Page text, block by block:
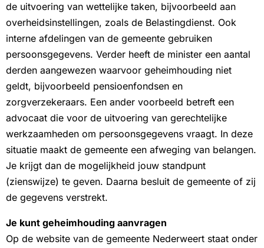
de uitvoering van wettelijke taken, bijvoorbeeld aan
overheidsinstellingen, zoals de Belastingdienst. Ook
interne afdelingen van de gemeente gebruiken
persoonsgegevens. Verder heeft de minister een aantal
derden aangewezen waarvoor geheimhouding niet
geldt, bijvoorbeeld pensioenfondsen en
zorgverzekeraars. Een ander voorbeeld betreft een
advocaat die voor de uitvoering van gerechtelijke
werkzaamheden om persoonsgegevens vraagt. In deze
situatie maakt de gemeente een afweging van belangen.
Je krijgt dan de mogelijkheid jouw standpunt
(zienswijze) te geven. Daarna besluit de gemeente of zij
de gegevens verstrekt.
Je kunt geheimhouding aanvragen
Op de website van de gemeente Nederweert staat onder